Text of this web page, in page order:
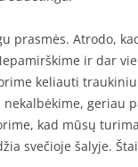
prasmės. Atrodo,
ir dar
keliauti
geriau
kad mūsų
svečioje šalyje.